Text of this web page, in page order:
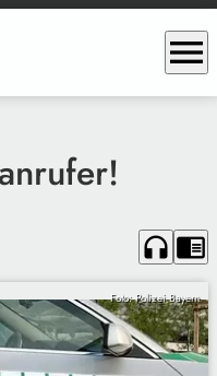
menu
headphones chrome_reader_mode
Foto: Polizei Bayern